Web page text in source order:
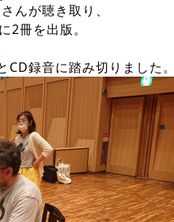
んが聴き取り、
2冊を出版。
録音に踏み切りました。